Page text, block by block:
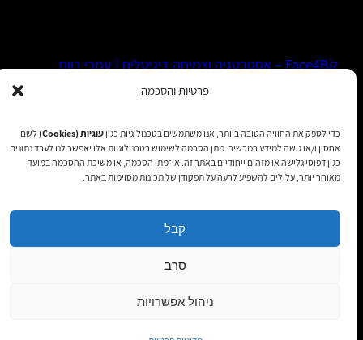
פרטיות והסכמה
כדי לספק את החוויה הטובה ביותר, אנו משתמשים בטכנולוגיות כגוןעוגיות (Cookies)
לשם
אחסון ו/או גישה למידע במכשיר. מתן הסכמה לשימוש בטכנולוגיות אלו יאפשר לנו לעבד נתונים
כגון דפוסי גלישה או מזהים ייחודיים באתר זה. אי־מתן הסכמה, או משיכת ההסכמה במועד
מאוחר יותר, עלולים להשפיע לרעה על תפקודן של תכונות מסוימות באתר.
קבל
סרב
ניהול אפשרויות
Face4Biz – אסטרטגיה וצמיחה דיגיטלית | עמרי רווח
הצהרת נגישות|מדיניות פרטיות|תקנון שימוש| כל הזכויות